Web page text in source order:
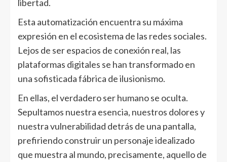
libertad.
Esta automatización encuentra su máxima
expresión en el ecosistema de las redes sociales.
Lejos de ser espacios de conexión real, las
plataformas digitales se han transformado en
una sofisticada fábrica de ilusionismo.
En ellas, el verdadero ser humano se oculta.
Sepultamos nuestra esencia, nuestros dolores y
nuestra vulnerabilidad detrás de una pantalla,
prefiriendo construir un personaje idealizado
que muestra al mundo, precisamente, aquello de